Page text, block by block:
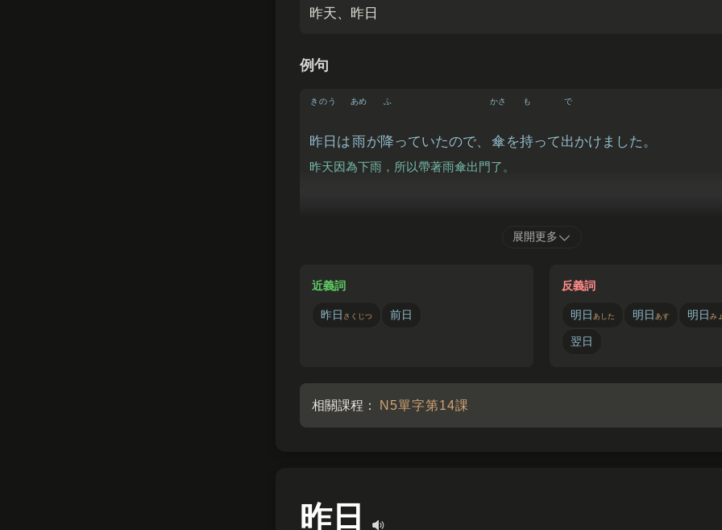
昨天、昨日
例句
昨日
きのう
は 雨
あめ
が降
ふ
っていたので、 傘
かさ
を持
も
って出
で
かけました。
昨天因為下雨，所以帶著雨傘出門了。
展開更多
近義詞
昨日 さくじつ 前日
反義詞
明日 あした 明日 あす 明日 み
翌日
相關課程： N5單字第14課
昨日